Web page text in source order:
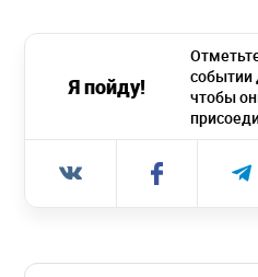
Я пойду!
событии
чтобы